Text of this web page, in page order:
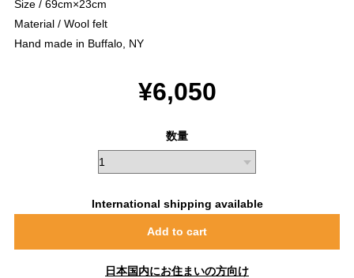
Size / 69cm×23cm
Material / Wool felt
Hand made in Buffalo, NY
¥6,050
数量
International shipping available
Add to cart
日本国内にお住まいの方向け